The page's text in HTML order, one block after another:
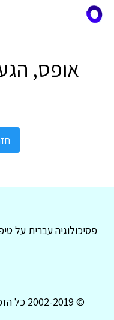
אופס,
פסיכולוגיה עברית על
© 2002-2019 כל הזכויות שמורות לפסיכולוגיה עברית